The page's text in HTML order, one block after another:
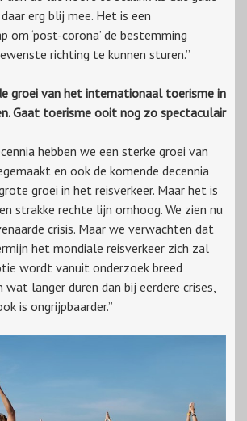
erg blij mee. Het is een
om ‘post-corona’ de bestemming
richting te kunnen sturen.”
groei van het internationaal toerisme in
Gaat toerisme ooit nog zo spectaculair
hebben we een sterke groei van
en ook de komende decennia
groei in het reisverkeer. Maar het is
strakke rechte lijn omhoog. We zien nu
crisis. Maar we verwachten dat
het mondiale reisverkeer zich zal
wordt vanuit onderzoek breed
wat langer duren dan bij eerdere crises,
is ongrijpbaarder.”